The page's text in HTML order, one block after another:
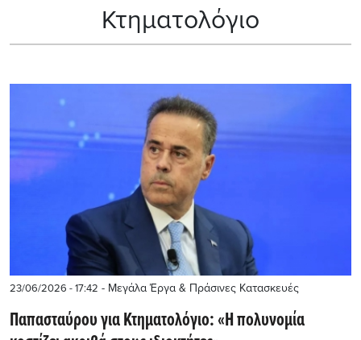
Κτηματολόγιο
23/06/2026 - 17:42 - Μεγάλα Έργα & Πράσινες Κατασκευές
Παπασταύρου για Κτηματολόγιο: «Η πολυνομία